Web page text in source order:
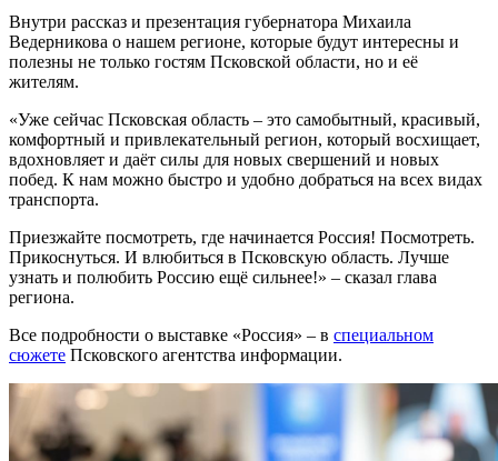
Внутри рассказ и презентация губернатора Михаила
Ведерникова о нашем регионе, которые будут интересны и
полезны не только гостям Псковской области, но и её
жителям.
«Уже сейчас Псковская область – это самобытный, красивый,
комфортный и привлекательный регион, который восхищает,
вдохновляет и даёт силы для новых свершений и новых
побед. К нам можно быстро и удобно добраться на всех видах
транспорта.
Приезжайте посмотреть, где начинается Россия! Посмотреть.
Прикоснуться. И влюбиться в Псковскую область. Лучше
узнать и полюбить Россию ещё сильнее!» – сказал глава
региона.
Все подробности о выставке «Россия» – в специальном
сюжете Псковского агентства информации.